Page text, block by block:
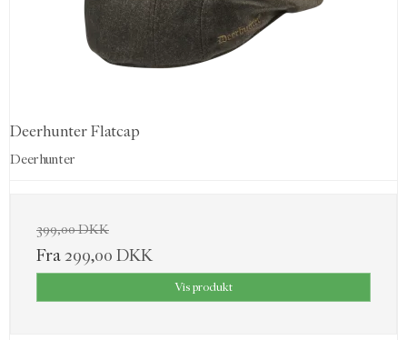
Deerhunter Flatcap
Deerhunter
399,00 DKK
Fra299,00 DKK
Vis produkt